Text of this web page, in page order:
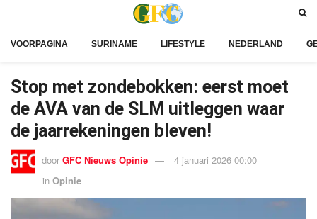
VOORPAGINA SURINAME LIFESTYLE NEDERLAND
Stop met zondebokken: eerst moet
de AVA van de SLM uitleggen waar
de jaarrekeningen bleven!
door GFC Nieuws Opinie
4 januari 2026 00:00
in Opinie